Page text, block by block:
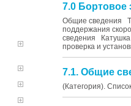
7.0 Бортовое
Общие сведения
поддержания
сведения Катушка
проверка и
7.1. Общие
(Категория).